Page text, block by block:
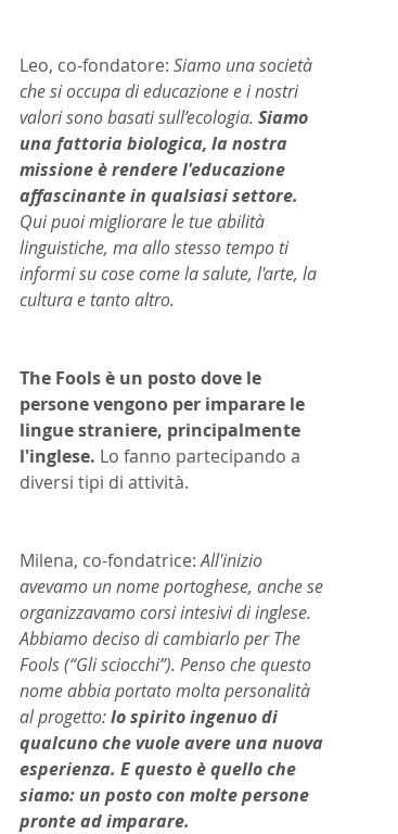
Leo, co-fondatore: Siamo una società
che si occupa di educazione e i nostri
valori sono basati sull’ecologia. Siamo
una fattoria biologica, la nostra
missione è rendere l'educazione
affascinante in qualsiasi settore.
Qui puoi migliorare le tue abilità
linguistiche, ma allo stesso tempo ti
informi su cose come la salute, l'arte, la
cultura e tanto altro.
The Fools è un posto dove le
persone vengono per imparare le
lingue straniere, principalmente
l'inglese. Lo fanno partecipando a
diversi tipi di attività.
Milena, co-fondatrice: All'inizio
avevamo un nome portoghese, anche se
organizzavamo corsi intesivi di inglese.
Abbiamo deciso di cambiarlo per The
Fools (“Gli sciocchi”). Penso che questo
nome abbia portato molta personalità
al progetto: lo spirito ingenuo di
qualcuno che vuole avere una nuova
esperienza. E questo è quello che
siamo: un posto con molte persone
pronte ad imparare.